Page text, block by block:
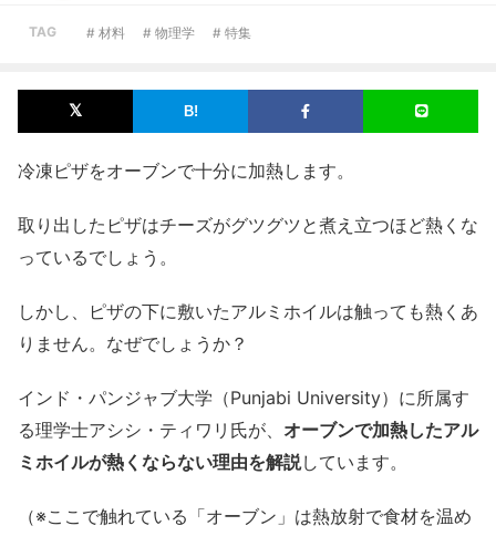
TAG # 材料 # 物理学 # 特集
冷凍ピザをオーブンで十分に加熱します。
取り出したピザはチーズがグツグツと煮え立つほど熱くな
っているでしょう。
しかし、ピザの下に敷いたアルミホイルは触っても熱くあ
りません。なぜでしょうか？
インド・パンジャブ大学（Punjabi University）に所属す
る理学士アシシ・ティワリ氏が、 オーブンで加熱したアル
ミホイルが熱くならない理由を解説しています。
（※ここで触れている「オーブン」は熱放射で食材を温め